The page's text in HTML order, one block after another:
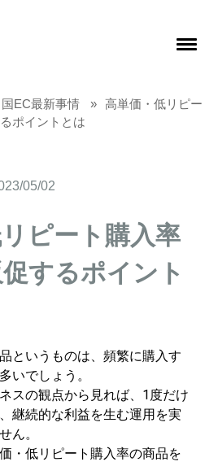
EC最新事情
高単価・低リピー
ポイントとは
05/02
ピート購入率
するポイント
というものは、頻繁に購入す
いでしょう。
スの観点から見れば、1度だけ
継続的な利益を生む運用を実
ん。
・低リピート購入率の商品を